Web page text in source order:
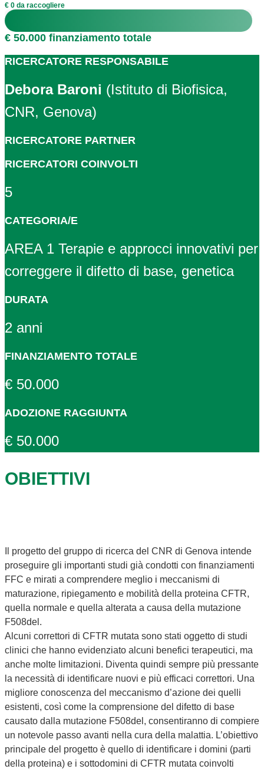
€ 0 da raccogliere
€ 50.000 finanziamento totale
RICERCATORE RESPONSABILE
Debora Baroni (Istituto di Biofisica,
CNR, Genova)
RICERCATORE PARTNER
RICERCATORI COINVOLTI
5
CATEGORIA/E
AREA 1 Terapie e approcci innovativi per
correggere il difetto di base, genetica
DURATA
2 anni
FINANZIAMENTO TOTALE
€ 50.000
ADOZIONE RAGGIUNTA
€ 50.000
OBIETTIVI
Il progetto del gruppo di ricerca del CNR di Genova intende
proseguire gli importanti studi già condotti con finanziamenti
FFC e mirati a comprendere meglio i meccanismi di
maturazione, ripiegamento e mobilità della proteina CFTR,
quella normale e quella alterata a causa della mutazione
F508del.
Alcuni correttori di CFTR mutata sono stati oggetto di studi
clinici che hanno evidenziato alcuni benefici terapeutici, ma
anche molte limitazioni. Diventa quindi sempre più pressante
la necessità di identificare nuovi e più efficaci correttori. Una
migliore conoscenza del meccanismo d’azione dei quelli
esistenti, così come la comprensione del difetto di base
causato dalla mutazione F508del, consentiranno di compiere
un notevole passo avanti nella cura della malattia. L’obiettivo
principale del progetto è quello di identificare i domini (parti
della proteina) e i sottodomini di CFTR mutata coinvolti